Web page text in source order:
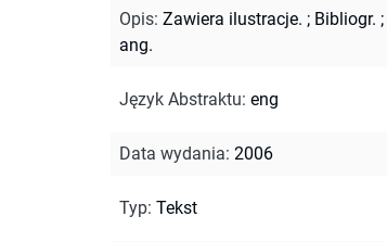
Opis: Zawiera ilustracje. ; Bibliogr. ;
ang.
Język Abstraktu: eng
Data wydania: 2006
Typ: Tekst